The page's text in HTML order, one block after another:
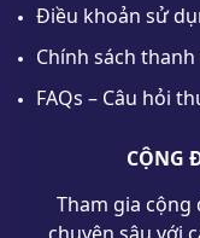
Điều khoản sử
Chính sách
FAQs – Câu hỏi
CỘNG
Tham gia cộng